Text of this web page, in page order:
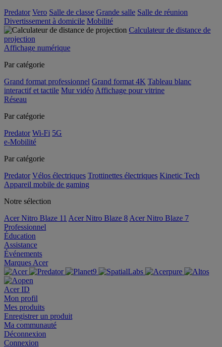
Predator Vero Salle de classe Grande salle Salle de réunion
Divertissement à domicile Mobilité
Calculateur de distance de
projection
Affichage numérique
Par catégorie
Grand format professionnel Grand format 4K Tableau blanc
interactif et tactile Mur vidéo Affichage pour vitrine
Réseau
Par catégorie
Predator Wi-Fi 5G
e-Mobilité
Par catégorie
Predator Vélos électriques Trottinettes électriques Kinetic Tech
Appareil mobile de gaming
Notre sélection
Acer Nitro Blaze 11 Acer Nitro Blaze 8 Acer Nitro Blaze 7
Professionnel
Éducation
Assistance
Événements
Marques Acer
Acer ID
Mon profil
Mes produits
Enregistrer un produit
Ma communauté
Déconnexion
Connexion